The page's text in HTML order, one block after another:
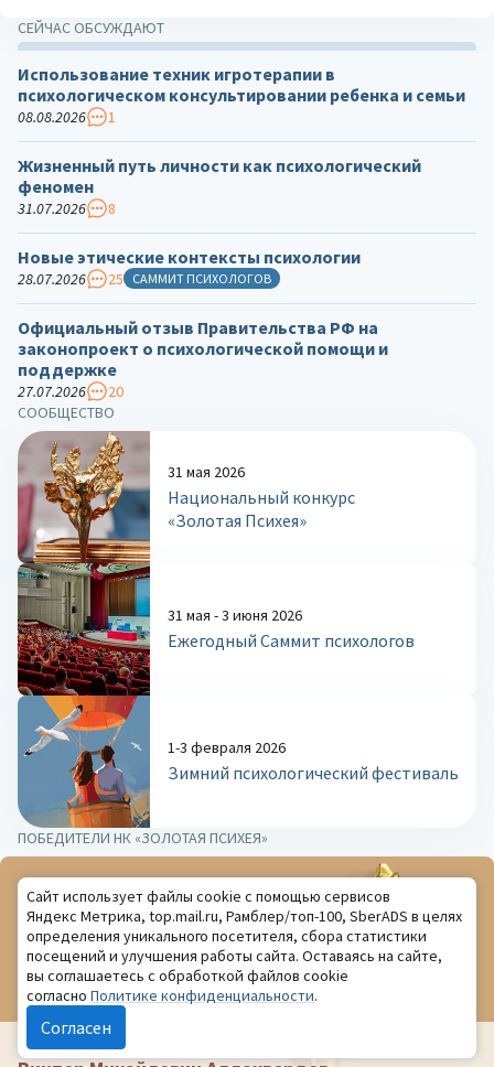
СООБЩЕСТВО
31 мая 2026
Национальный конкурс
«Золотая Психея»
31 мая - 3 июня 2026
Ежегодный Саммит психологов
1-3 февраля 2026
Зимний психологический фестиваль
СЕЙЧАС ОБСУЖДАЮТ
Использование техник игротерапии в
психологическом консультировании ребенка и семьи
08.08.2026 1
Жизненный путь личности как психологический
феномен
31.07.2026 8
Новые этические контексты психологии
28.07.2026 25 САММИТ ПСИХОЛОГОВ
Официальный отзыв Правительства РФ на
законопроект о психологической помощи и
поддержке
27.07.2026 20
ПОБЕДИТЕЛИ НК «ЗОЛОТАЯ ПСИХЕЯ»
Сайт использует файлы cookie с помощью сервисов
Яндекс Метрика, top.mail.ru, Рамблер/топ-100, SberADS в целях
определения уникального посетителя, сбора статистики
посещений и улучшения работы сайта. Оставаясь на сайте,
вы соглашаетесь с обработкой файлов cookie
согласно Политике конфиденциальности.
Согласен